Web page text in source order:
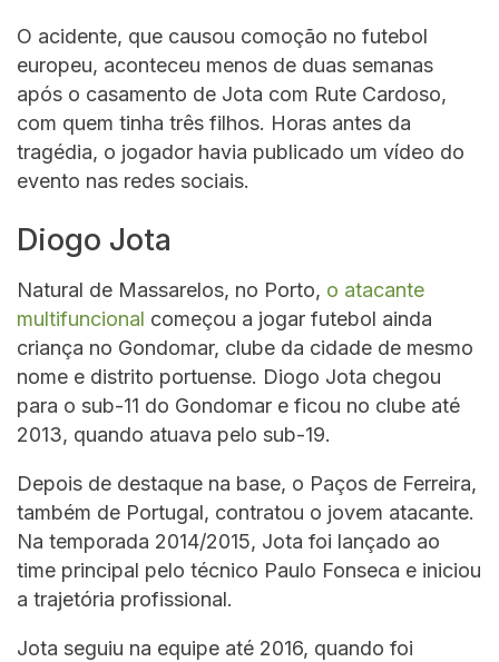
O acidente, que causou comoção no futebol
europeu, aconteceu menos de duas semanas
após o casamento de Jota com Rute Cardoso,
com quem tinha três filhos. Horas antes da
tragédia, o jogador havia publicado um vídeo do
evento nas redes sociais.
Diogo Jota
Natural de Massarelos, no Porto, o atacante
multifuncional começou a jogar futebol ainda
criança no Gondomar, clube da cidade de mesmo
nome e distrito portuense. Diogo Jota chegou
para o sub-11 do Gondomar e ficou no clube até
2013, quando atuava pelo sub-19.
Depois de destaque na base, o Paços de Ferreira,
também de Portugal, contratou o jovem atacante.
Na temporada 2014/2015, Jota foi lançado ao
time principal pelo técnico Paulo Fonseca e iniciou
a trajetória profissional.
Jota seguiu na equipe até 2016, quando foi